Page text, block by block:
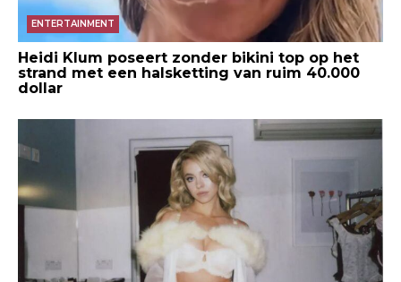
ENTERTAINMENT
Heidi Klum poseert zonder bikini top op het
strand met een halsketting van ruim 40.000
dollar